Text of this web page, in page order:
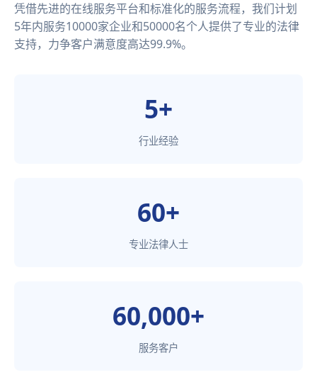
凭借先进的在线服务平台和标准化的服务流程，我们计划
5年内服务10000家企业和50000名个人提供了专业的法律
支持，力争客户满意度高达99.9%。
5+
行业经验
60+
专业法律人士
60,000+
服务客户